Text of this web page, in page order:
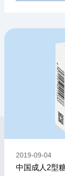
2019-09-04
中国成人2型